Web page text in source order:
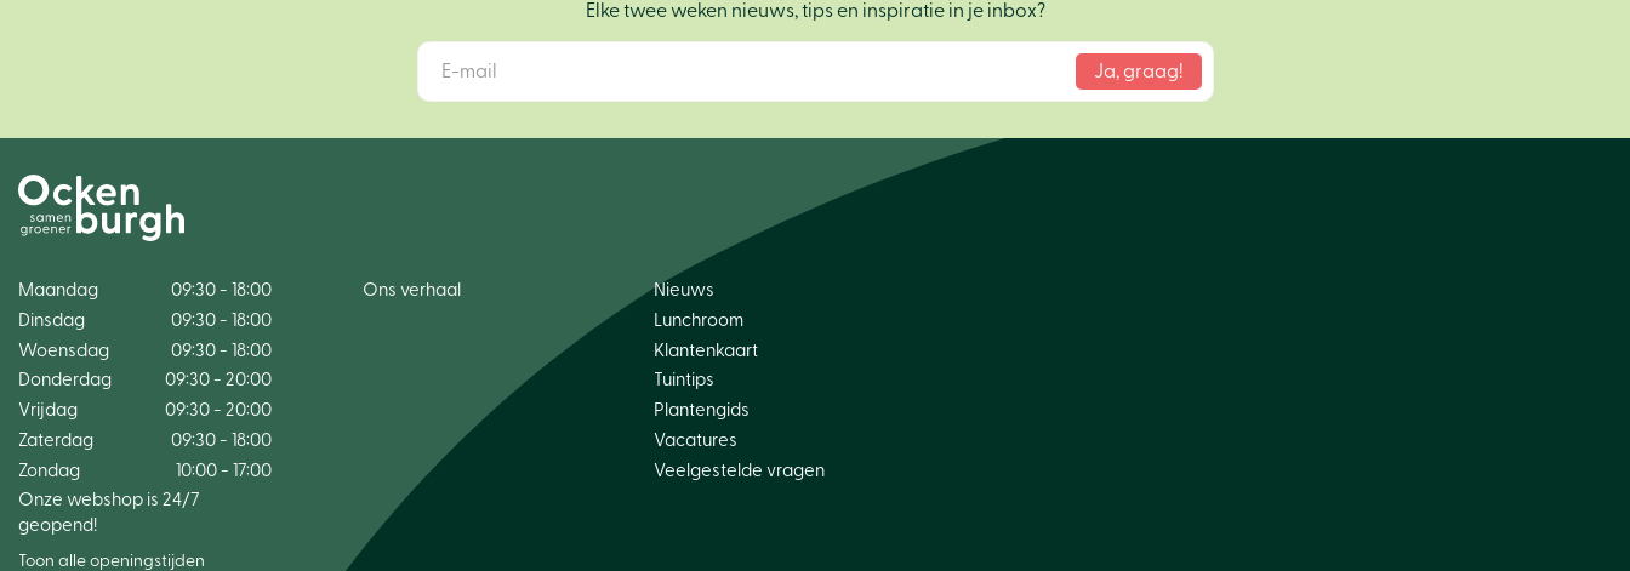
Elke twee weken nieuws, tips en inspiratie in je inbox?
Maandag
09:30 - 18:00
Dinsdag
09:30 - 18:00
Woensdag
09:30 - 18:00
Donderdag
09:30 - 20:00
Vrijdag
09:30 - 20:00
Zaterdag
09:30 - 18:00
Zondag
10:00 - 17:00
Onze webshop is 24/7
geopend!
Toon alle openingstijden
Ons verhaal
Nieuws
Lunchroom
Klantenkaart
Tuintips
Plantengids
Vacatures
Veelgestelde vragen